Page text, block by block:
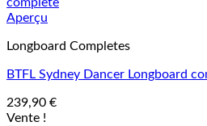
Aperçu
Longboard Completes
BTFL Sydney Dancer Longboard
239,90 €
Vente !